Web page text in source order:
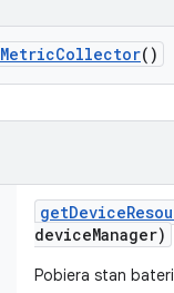
MetricCollector()
getDevice
deviceManager)
Pobiera stan